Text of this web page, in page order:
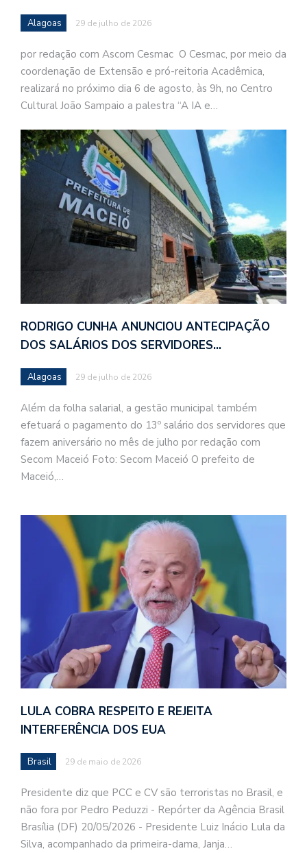
Alagoas 29 de julho de 2026
por redação com Ascom Cesmac O Cesmac, por meio da
coordenação de Extensão e pró-reitoria Acadêmica,
realizará no próximo dia 6 de agosto, às 9h, no Centro
Cultural João Sampaio a palestra “A IA e…
RODRIGO CUNHA ANUNCIOU ANTECIPAÇÃO
DOS SALÁRIOS DOS SERVIDORES…
Alagoas 29 de julho de 2026
Além da folha salarial, a gestão municipal também
efetuará o pagamento do 13º salário dos servidores que
fazem aniversário no mês de julho por redação com
Secom Maceió Foto: Secom Maceió O prefeito de
Maceió,…
LULA COBRA RESPEITO E REJEITA
INTERFERÊNCIA DOS EUA
Brasil 29 de maio de 2026
Presidente diz que PCC e CV são terroristas no Brasil, e
não fora por Pedro Peduzzi - Repórter da Agência Brasil
Brasília (DF) 20/05/2026 - Presidente Luiz Inácio Lula da
Silva, acompanhado da primeira-dama, Janja…